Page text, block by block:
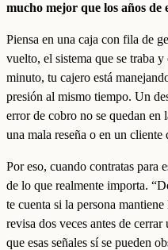
mucho mejor que los años de
Piensa en una caja con fila de
vuelto, el sistema que se traba
minuto, tu cajero está
presión al mismo tiempo. Un
error de cobro no se quedan en
una mala reseña o en un cliente
Por eso, cuando contratas para
de lo que realmente importa.
te cuenta si la persona
revisa dos veces antes de
que esas señales sí se pueden